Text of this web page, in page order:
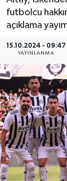
futbolcu
açıklama
15.10.2024 - 09:47
YAYINLANMA
POLİTİKA
SPOR
YAŞAM